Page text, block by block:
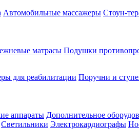
Автомобильные массажеры Стоун-
матрасы Подушки
для реабилитации Поручни и
аппараты Дополнительное
Светильники Электрокардиографы